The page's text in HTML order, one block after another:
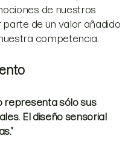
de nuestros
parte de un valor añadido
competencia.
representa sólo sus
El diseño sensorial